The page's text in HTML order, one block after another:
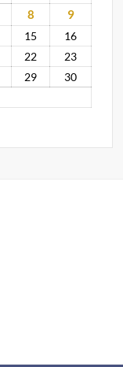
8 9
15
16
22
23
29
30